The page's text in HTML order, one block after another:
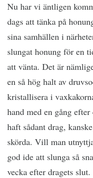
Nu har vi äntligen
dags att tänka på
sina samhällen i
slungat honung för en
att vänta. Det är
en så hög halt av
kristallisera i
hand med en gång
haft sådant drag,
skörda. Vill man
god ide att slunga så
vecka efter dragets